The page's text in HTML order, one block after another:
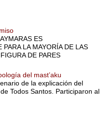
ES
LA MAYORÍA DE LAS
DE PARES
del mast’aku
de la explicación del
Todos Santos. Participaron al